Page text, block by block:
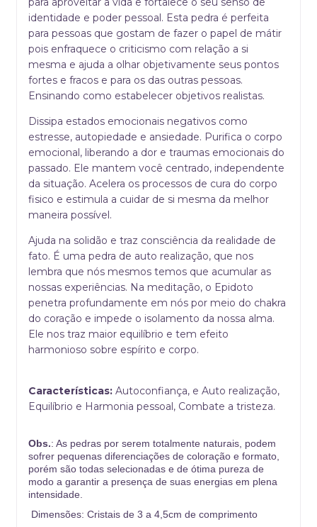
identidade e poder pessoal. Esta pedra é perfeita
para pessoas que gostam de fazer o papel de mátir
pois enfraquece o criticismo com relação a si
mesma e ajuda a olhar objetivamente seus pontos
fortes e fracos e para os das outras pessoas.
Ensinando como estabelecer objetivos realistas.
Dissipa estados emocionais negativos como
estresse, autopiedade e ansiedade. Purifica o corpo
emocional, liberando a dor e traumas emocionais do
passado. Ele mantem você centrado, independente
da situação. Acelera os processos de cura do corpo
fisico e estimula a cuidar de si mesma da melhor
maneira possível.
Ajuda na solidão e traz consciência da realidade de
fato. É uma pedra de auto realização, que nos
lembra que nós mesmos temos que acumular as
nossas experiências. Na meditação, o Epidoto
penetra profundamente em nós por meio do chakra
do coração e impede o isolamento da nossa alma.
Ele nos traz maior equilíbrio e tem efeito
harmonioso sobre espírito e corpo.
Características: Autoconfiança, e Auto realização,
Equilíbrio e Harmonia pessoal, Combate a tristeza.
Obs.: As pedras por serem totalmente naturais, podem
sofrer pequenas diferenciações de coloração e formato,
porém são todas selecionadas e de ótima pureza de
modo a garantir a presença de suas energias em plena
intensidade.
Dimensões: Cristais de 3 a 4,5cm de comprimento